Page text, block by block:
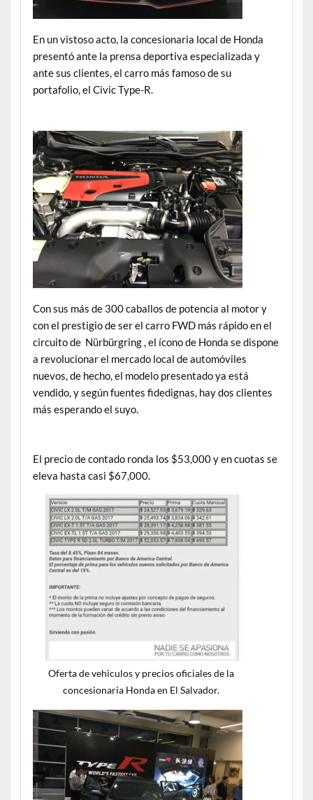
En un vistoso acto, la concesionaria local de Honda
presentó ante la prensa deportiva especializada y
ante sus clientes, el carro más famoso de su
portafolio, el Civic Type-R.
Con sus más de 300 caballos de potencia al motor y
con el prestigio de ser el carro FWD más rápido en el
circuito de Nürbürgring , el ícono de Honda se dispone
a revolucionar el mercado local de automóviles
nuevos, de hecho, el modelo presentado ya está
vendido, y según fuentes fidedignas, hay dos clientes
más esperando el suyo.
El precio de contado ronda los $53,000 y en cuotas se
eleva hasta casi $67,000.
Oferta de vehiculos y precios oficiales de la
concesionaria Honda en El Salvador.